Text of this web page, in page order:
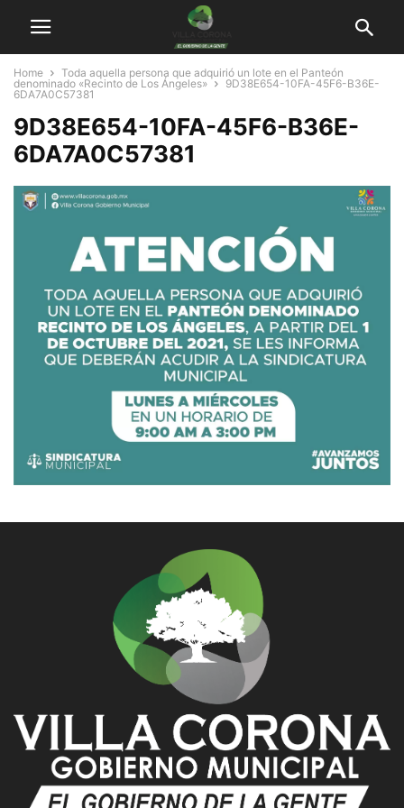
Home
Toda aquella persona que adquirió un lote en el Panteón
denominado «Recinto de Los Ángeles»
9D38E654-10FA-45F6-B36E-
6DA7A0C57381
9D38E654-10FA-45F6-B36E-
6DA7A0C57381